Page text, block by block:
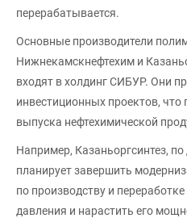
перерабатывается.
Основные производители
Нижнекамскнефтехим и
входят в холдинг СИБУР. Они
инвестиционных проектов, что
выпуска нефтехимической
Например, Казаньоргсинтез,
планирует завершить
по производству и
давления и нарастить его